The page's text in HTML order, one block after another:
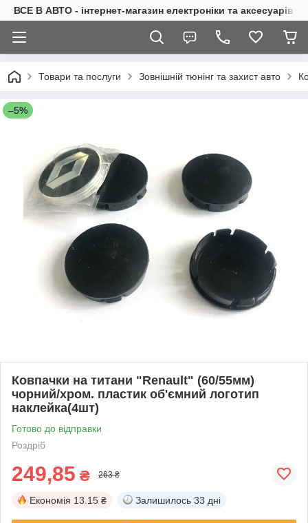
ВСЕ В АВТО - інтернет-магазин електроніки та аксесуарів в
Товари та послуги Зовнішній тюнінг та захист авто
–5%
Ковпачки на титани "Renault" (60/55мм)
чорний/хром. пластик об'ємний логотип
наклейка(4шт)
Готово до відправки
Роздріб
249,85 ₴ 263 ₴
Економія 13.15 ₴ Залишилось 33 дні